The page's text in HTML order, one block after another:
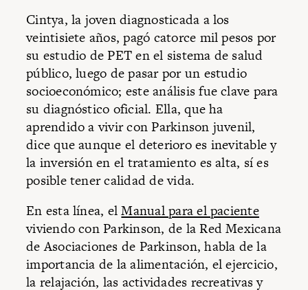
Cintya, la joven diagnosticada a los
veintisiete años, pagó catorce mil pesos por
su estudio de PET en el sistema de salud
público, luego de pasar por un estudio
socioeconómico; este análisis fue clave para
su diagnóstico oficial. Ella, que ha
aprendido a vivir con Parkinson juvenil,
dice que aunque el deterioro es inevitable y
la inversión en el tratamiento es alta, sí es
posible tener calidad de vida.
En esta línea, elManual para el paciente
viviendo con Parkinson, de la Red Mexicana
de Asociaciones de Parkinson, habla de la
importancia de la alimentación, el ejercicio,
la relajación, las actividades recreativas y